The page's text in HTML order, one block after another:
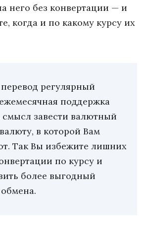
него без конвертации — и
когда и по какому курсу их
регулярный
поддержка
смысл завести валютный
в которой Вам
Так Вы избежите лишних
по курсу и
более выгодный